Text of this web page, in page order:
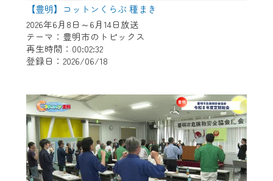
【豊明】コットンくらぶ 種まき
2026年6月8日～6月14日放送
テーマ：豊明市のトピックス
再生時間：00:02:32
登録日：2026/06/18
＜メンテナンス情報＞
CCNetWebTVのリニューアルにともないメ
ンテナンス作業を予定しています。
作業の間は、CCNetWebTVの画面が「メン
テナンス中」になり、ご利用いただけませ
ん。
ご不便をおかけいたしますが、ご了承の程
よろしくお願いいたします。